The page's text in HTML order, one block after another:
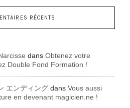
RÉCENTS
dans Obtenez votre
Double Fond Formation !
エンディング dans Vous aussi
en devenant magicien.ne !